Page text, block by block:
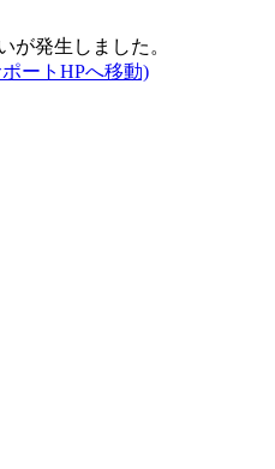
が発生しました。
ートHPへ移動)